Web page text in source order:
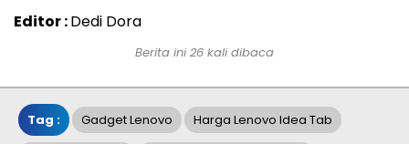
Editor :Dedi Dora
Berita ini 26 kali dibaca
Tag : Gadget Lenovo Harga Lenovo Idea Tab